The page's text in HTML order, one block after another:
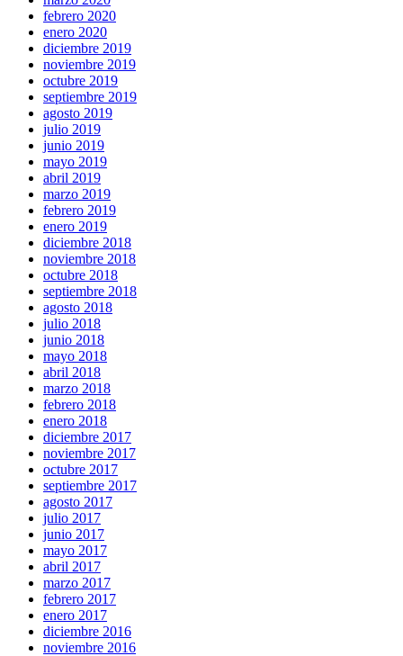
febrero 2020
enero 2020
diciembre 2019
noviembre 2019
octubre 2019
septiembre 2019
agosto 2019
julio 2019
junio 2019
mayo 2019
abril 2019
marzo 2019
febrero 2019
enero 2019
diciembre 2018
noviembre 2018
octubre 2018
septiembre 2018
agosto 2018
julio 2018
junio 2018
mayo 2018
abril 2018
marzo 2018
febrero 2018
enero 2018
diciembre 2017
noviembre 2017
octubre 2017
septiembre 2017
agosto 2017
julio 2017
junio 2017
mayo 2017
abril 2017
marzo 2017
febrero 2017
enero 2017
diciembre 2016
noviembre 2016